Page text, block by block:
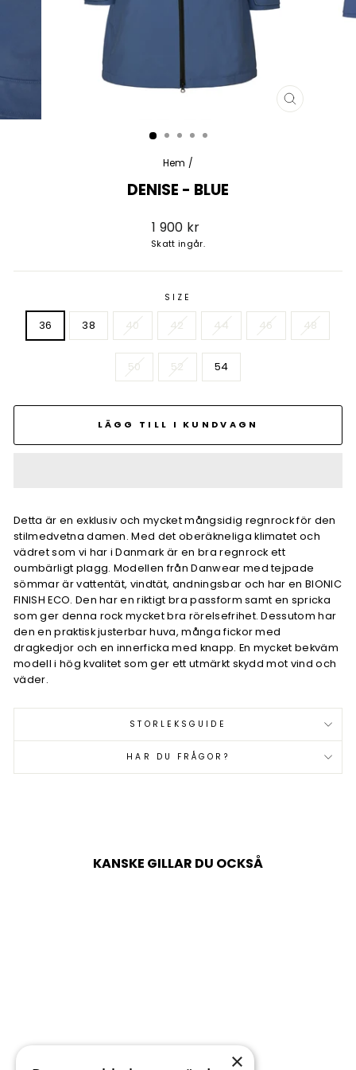
STÄNG
Hem /
DENISE - BLUE
Vanligt
pris
1 900 kr
Skatt ingår.
SIZE
36 38 40 42 44 46 48
50 52 54
LÄGG TILL I KUNDVAGN
Detta är en exklusiv och mycket mångsidig regnrock för den
stilmedvetna damen. Med det oberäkneliga klimatet och
vädret som vi har i Danmark är en bra regnrock ett
oumbärligt plagg. Modellen från Danwear med tejpade
sömmar är vattentät, vindtät, andningsbar och har en BIONIC
FINISH ECO. Den har en riktigt bra passform samt en spricka
som ger denna rock mycket bra rörelsefrihet. Dessutom har
den en praktisk justerbar huva, många fickor med
dragkedjor och en innerficka med knapp. En mycket bekväm
modell i hög kvalitet som ger ett utmärkt skydd mot vind och
väder.
STORLEKSGUIDE
HAR DU FRÅGOR?
KANSKE GILLAR DU OCKSÅ
×